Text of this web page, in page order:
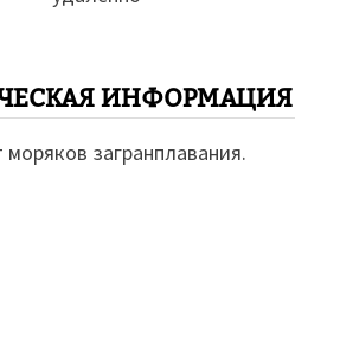
ИНФОРМАЦИЯ
моряков загранплавания.